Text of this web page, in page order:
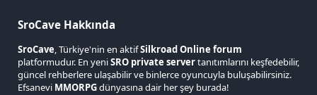
SroCave Hakkında
SroCave, Türkiye'nin en aktifSilkroad Online forum
platformudur. En yeniSRO private servertanıtımlarını keşfedebilir,
güncel rehberlere ulaşabilir ve binlerce oyuncuyla buluşabilirsiniz.
Efsanevi MMORPGdünyasına dair her şey burada!